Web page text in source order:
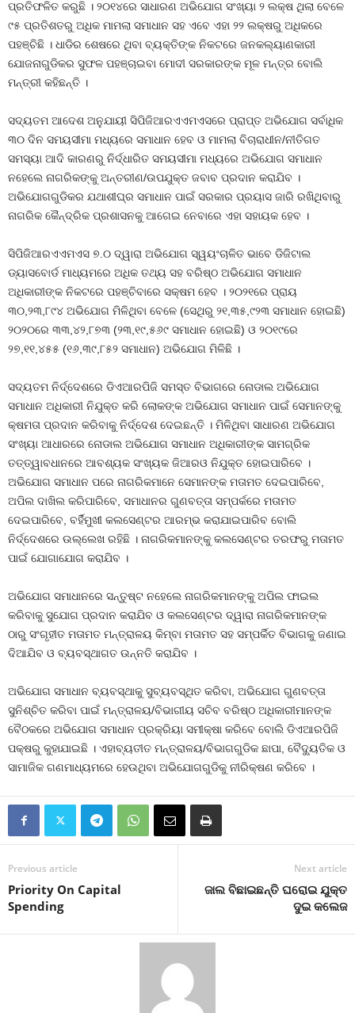
ପ୍ରତିଫଳିତ କରୁଛି । ୨୦୧୪ରେ ସାଧାରଣ ଅଭିଯୋଗ ସଂଖ୍ୟା ୨ ଲକ୍ଷ ଥିଲା ବେଳେ
୯୫ ପ୍ରତିଶତରୁ ଅଧିକ ମାମଲା ସମାଧାନ ସହ ଏବେ ଏହା ୨୨ ଲକ୍ଷରୁ ଅଧିକରେ
ପହଞ୍ଚିଛି । ଧାଡିର ଶେଷରେ ଥିବା ବ୍ୟକ୍ତିଙ୍କ ନିକଟରେ ଜନକଲ୍ୟାଣକାରୀ
ଯୋଜନାଗୁଡିକର ସୁଫଳ ପହଞ୍ଚାଇବା ମୋଦୀ ସରକାରଙ୍କ ମୂଳ ମନ୍ତ୍ର ବୋଲି
ମନ୍ତ୍ରୀ କହିଛନ୍ତି ।
ସଦ୍ୟତମ ଆଦେଶ ଅନୁଯାୟୀ ସିପିଜିଆରଏଏମଏସରେ ପ୍ରାପ୍ତ ଅଭିଯୋଗ ସର୍ବାଧିକ
୩୦ ଦିନ ସମୟସୀମା ମଧ୍ୟରେ ସମାଧାନ ହେବ ଓ ମାମଲା ବିଚାରାଧୀନ/ନୀତିଗତ
ସମସ୍ୟା ଆଦି କାରଣରୁ ନିର୍ଦ୍ଧାରିତ ସମୟସୀମା ମଧ୍ୟରେ ଅଭିଯୋଗ ସମାଧାନ
ନହେଲେ ନାଗରିକଙ୍କୁ ଅନ୍ତରୀଣ/ଉପଯୁକ୍ତ ଜବାବ ପ୍ରଦାନ କରାଯିବ ।
ଅଭିଯୋଗଗୁଡିକର ଯଥାଶୀଘ୍ର ସମାଧାନ ପାଇଁ ସରକାର ପ୍ରୟାସ ଜାରି ରଖିଥିବାରୁ
ନାଗରିକ କୈନ୍ଦ୍ରିକ ପ୍ରଶାସନକୁ ଆଗେଇ ନେବାରେ ଏହା ସହାୟକ ହେବ ।
ସିପିଜିଆରଏଏମଏସ ୭.୦ ଦ୍ୱାରା ଅଭିଯୋଗ ସ୍ୱୟଂଚାଳିତ ଭାବେ ଡିଜିଟାଲ
ଡ୍ୟାସବୋର୍ଡ ମାଧ୍ୟମରେ ଅଧିକ ତଥ୍ୟ ସହ ବରିଷ୍ଠ ଅଭିଯୋଗ ସମାଧାନ
ଅଧିକାରୀଙ୍କ ନିକଟରେ ପହଞ୍ଚିବାରେ ସକ୍ଷମ ହେବ । ୨୦୨୧ରେ ପ୍ରାୟ
୩୦,୨୩,୮୯୪ ଅଭିଯୋଗ ମିଳିଥିବା ବେଳେ (ସେଥିରୁ ୨୧,୩୫,୯୨୩ ସମାଧାନ ହୋଇଛି)
୨୦୨୦ରେ ୩୩,୪୨,୮୭୩ (୨୩,୧୯,୫୬୯ ସମାଧାନ ହୋଇଛି) ଓ ୨୦୧୯ରେ
୨୭,୧୧,୪୫୫ (୧୬,୩୯,୮୫୨ ସମାଧାନ) ଅଭିଯୋଗ ମିଳିଛି ।
ସଦ୍ୟତମ ନିର୍ଦ୍ଦେଶରେ ଡିଏଆରପିଜି ସମସ୍ତ ବିଭାଗରେ ନୋଡାଲ ଅଭିଯୋଗ
ସମାଧାନ ଅଧିକାରୀ ନିଯୁକ୍ତ କରି ଲୋକଙ୍କ ଅଭିଯୋଗ ସମାଧାନ ପାଇଁ ସେମାନଙ୍କୁ
କ୍ଷମତା ପ୍ରଦାନ କରିବାକୁ ନିର୍ଦ୍ଦେଶ ଦେଇଛନ୍ତି । ମିଳିଥିବା ସାଧାରଣ ଅଭିଯୋଗ
ସଂଖ୍ୟା ଆଧାରରେ ନୋଡାଲ ଅଭିଯୋଗ ସମାଧାନ ଅଧିକାରୀଙ୍କ ସାମଗ୍ରିକ
ତତ୍ତ୍ୱାବଧାନରେ ଆବଶ୍ୟକ ସଂଖ୍ୟକ ଜିଆରଓ ନିଯୁକ୍ତ ହୋଇପାରିବେ ।
ଅଭିଯୋଗ ସମାଧାନ ପରେ ନାଗରିକମାନେ ସେମାନଙ୍କ ମତାମତ ଦେଇପାରିବେ,
ଅପିଲ ଦାଖିଲ କରିପାରିବେ, ସମାଧାନର ଗୁଣବତ୍ତା ସମ୍ପର୍କରେ ମତାମତ
ଦେଇପାରିବେ, ବର୍ହିମୁଖୀ କଲସେଣ୍ଟର ଆରମ୍ଭ କରାଯାଇପାରିବ ବୋଲି
ନିର୍ଦ୍ଦେଶରେ ଉଲ୍ଲେଖ ରହିଛି । ନାଗରିକମାନଙ୍କୁ କଲସେଣ୍ଟର ତରଫରୁ ମତାମତ
ପାଇଁ ଯୋଗାଯୋଗ କରାଯିବ ।
ଅଭିଯୋଗ ସମାଧାନରେ ସନ୍ତୁଷ୍ଟ ନହେଲେ ନାଗରିକମାନଙ୍କୁ ଅପିଲ ଫାଇଲ
କରିବାକୁ ସୁଯୋଗ ପ୍ରଦାନ କରାଯିବ ଓ କଲସେଣ୍ଟର ଦ୍ୱାରା ନାଗରିକମାନଙ୍କ
ଠାରୁ ସଂଗୃହୀତ ମତାମତ ମନ୍ତ୍ରାଳୟ କିମ୍ବା ମତାମତ ସହ ସମ୍ପର୍କିତ ବିଭାଗକୁ ଜଣାଇ
ଦିଆଯିବ ଓ ବ୍ୟବସ୍ଥାଗତ ଉନ୍ନତି କରାଯିବ ।
ଅଭିଯୋଗ ସମାଧାନ ବ୍ୟବସ୍ଥାକୁ ସୁବ୍ୟବସ୍ଥିତ କରିବା, ଅଭିଯୋଗ ଗୁଣବତ୍ତା
ସୁନିଶ୍ଚିତ କରିବା ପାଇଁ ମନ୍ତ୍ରାଳୟ/ବିଭାଗୀୟ ସଚିବ ବରିଷ୍ଠ ଅଧିକାରୀମାନଙ୍କ
ବୈଠକରେ ଅଭିଯୋଗ ସମାଧାନ ପ୍ରକ୍ରିୟା ସମୀକ୍ଷା କରିବେ ବୋଲି ଡିଏଆରପିଜି
ପକ୍ଷରୁ କୁହାଯାଇଛି । ଏହାବ୍ୟତୀତ ମନ୍ତ୍ରାଳୟ/ବିଭାଗଗୁଡିକ ଛାପା, ବୈଦ୍ୟୁତିକ ଓ
ସାମାଜିକ ଗଣମାଧ୍ୟମରେ ହେଉଥିବା ଅଭିଯୋଗଗୁଡିକୁ ନୀରିକ୍ଷଣ କରିବେ ।
Previous article
Priority On Capital
Spending
Next article
ଜାଲ ବିଛାଇଛନ୍ତି ଘରୋଇ ଯୁକ୍ତ
ଦୁଇ କଲେଜ